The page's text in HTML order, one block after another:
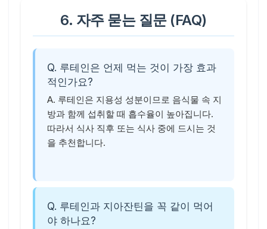
6. 자주 묻는 질문 (FAQ)
Q. 루테인은 언제 먹는 것이 가장 효과
적인가요?
A. 루테인은 지용성 성분이므로 음식물 속 지
방과 함께 섭취할 때 흡수율이 높아집니다.
따라서 식사 직후 또는 식사 중에 드시는 것
을 추천합니다.
Q. 루테인과 지아잔틴을 꼭 같이 먹어
야 하나요?